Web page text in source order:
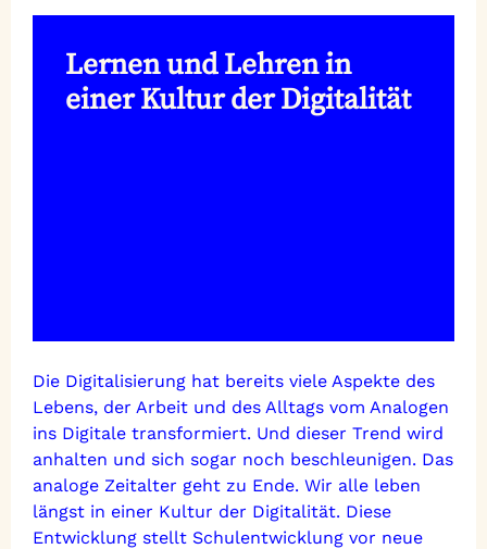
Lernen und Lehren in
einer Kultur der Digitalität
Die Digitalisierung hat bereits viele Aspekte des
Lebens, der Arbeit und des Alltags vom Analogen
ins Digitale transformiert. Und dieser Trend wird
anhalten und sich sogar noch beschleunigen. Das
analoge Zeitalter geht zu Ende. Wir alle leben
längst in einer Kultur der Digitalität. Diese
Entwicklung stellt Schulentwicklung vor neue